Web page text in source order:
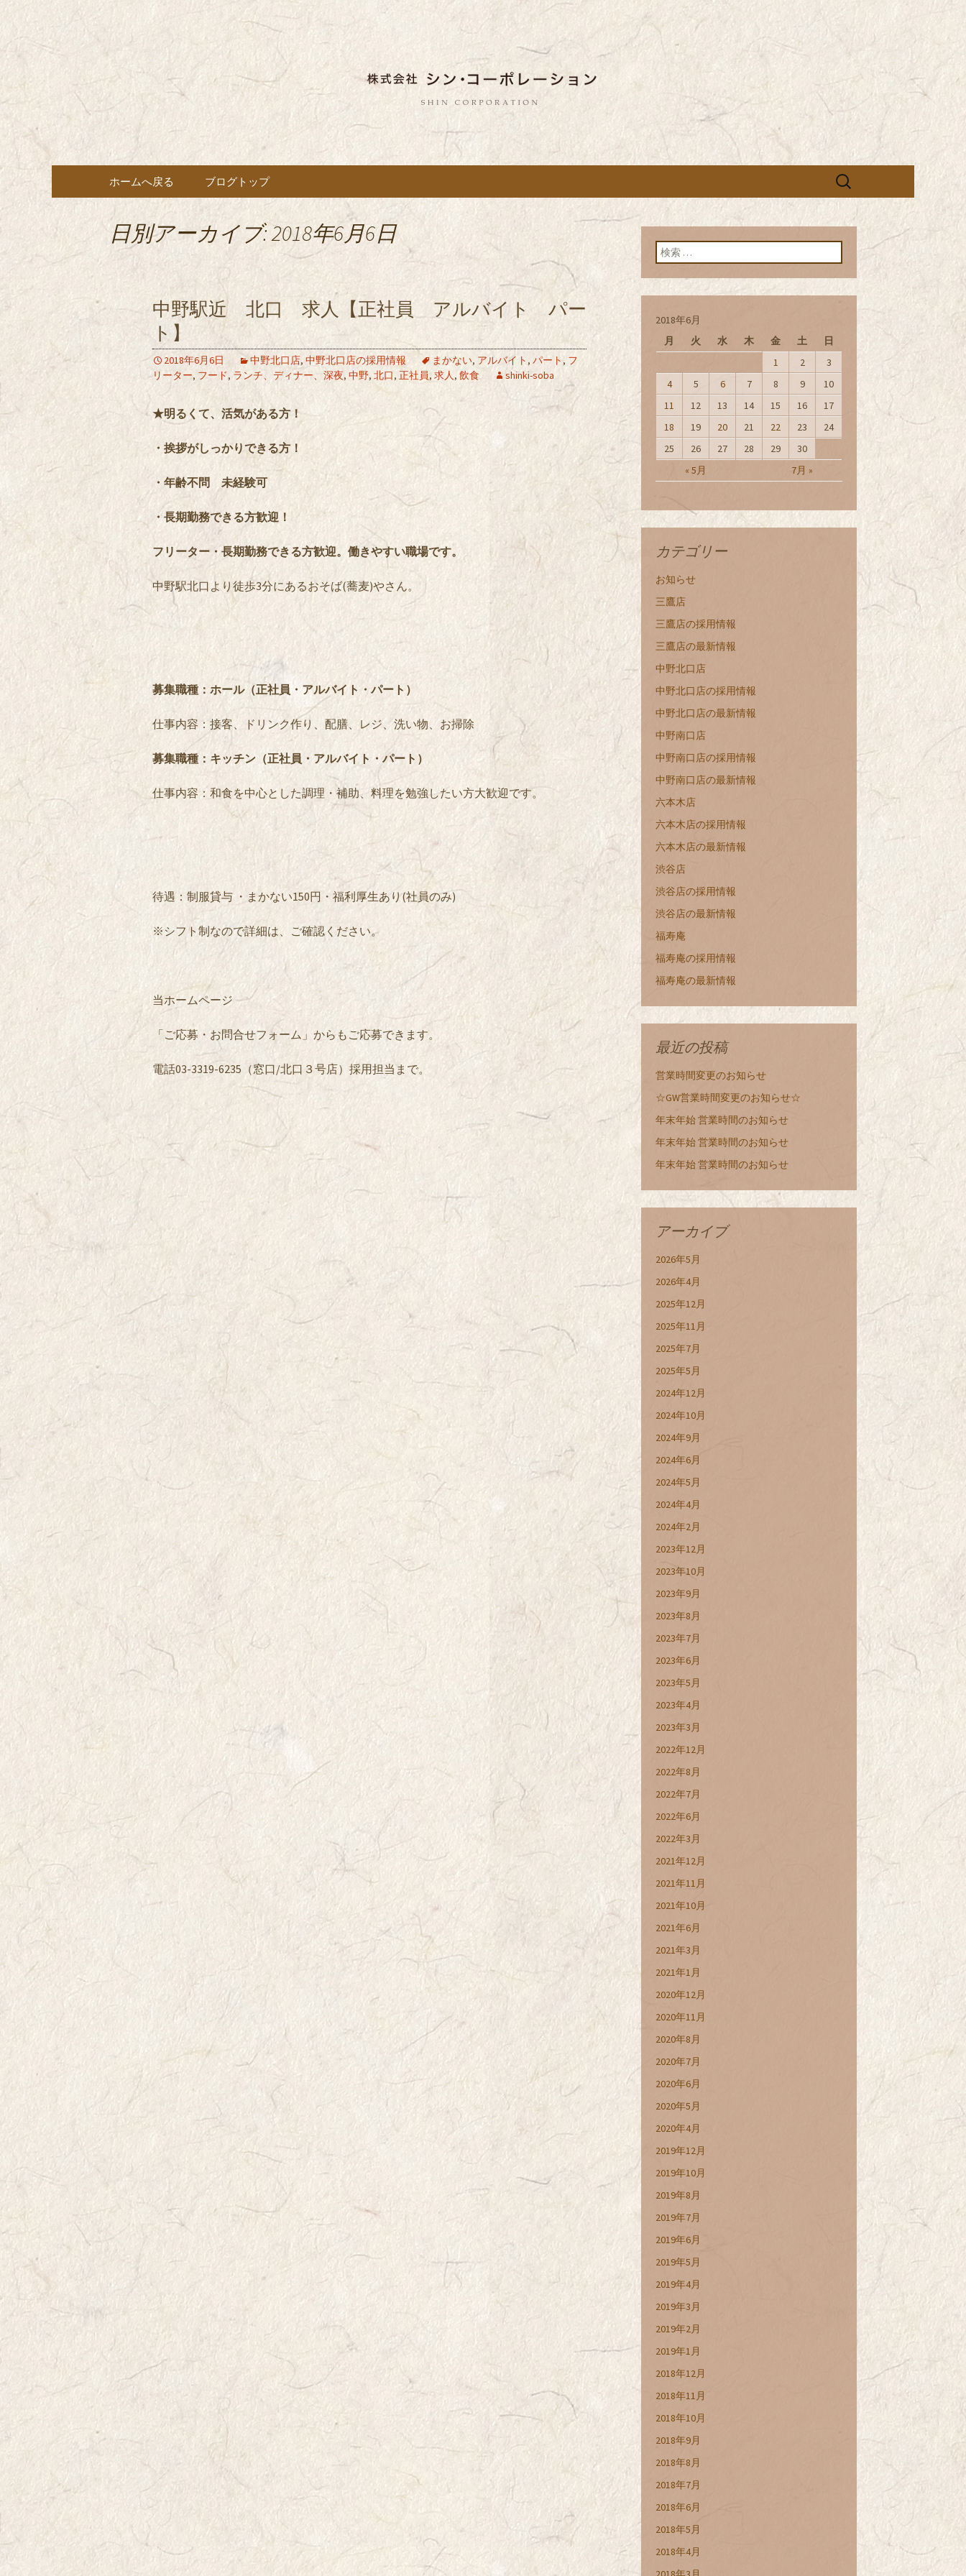
都内に5店舗展開している蕎麦のお店「真
希（しんき）」を運営する「株式会社シ
ン・コーポレーション」のブログ
東京都内に5店舗ある美味しい蕎麦のお店「真希（しんき）」と運営の「株式会社シン・コーポレーシ
ョン」の新着情報はこちら。店舗によって24時間営業、宴会なども承っております。季節のメニュー
も豊富にご用意。
コンテンツへ移動
ホームへ戻る ブログトップ
検
日別アーカイブ: 2018年6月6日
中野駅近 北口 求人【正社員 アルバイト パー
ト】
2018年6月6日 中野北口店, 中野北口店の採用情報 まかない, アルバイト , パート , フ
リーター, フード, ランチ、ディナー、深夜, 中野, 北口, 正社員, 求人, 飲食 shinki-soba
★明るくて、活気がある方！
・挨拶がしっかりできる方！
・年齢不問 未経験可
・長期勤務できる方歓迎！
フリーター・長期勤務できる方歓迎。働きやすい職場です。
中野駅北口より徒歩3分にあるおそば(蕎麦)やさん。
募集職種：ホール（正社員・アルバイト・パート）
仕事内容：接客、ドリンク作り、配膳、レジ、洗い物、お掃除
募集職種：キッチン（正社員・アルバイト・パート）
仕事内容：和食を中心とした調理・補助、料理を勉強したい方大歓迎です。
待遇：制服貸与 ・まかない150円・福利厚生あり(社員のみ)
※シフト制なので詳細は、ご確認ください。
当ホームページ
「ご応募・お問合せフォーム」からもご応募できます。
電話03-3319-6235（窓口/北口３号店）採用担当まで。
検索:
2018年6月
月
火 水 木 金 土 日
« 5月 7月 »
1 2
3
4
5 6 7 8 9
10
11
12 13 14 15 16
17
18
19 20 21 22 23
24
25
26 27 28 29 30
カテゴリー
お知らせ
三鷹店
三鷹店の採用情報
三鷹店の最新情報
中野北口店
中野北口店の採用情報
中野北口店の最新情報
中野南口店
中野南口店の採用情報
中野南口店の最新情報
六本木店
六本木店の採用情報
六本木店の最新情報
渋谷店
渋谷店の採用情報
渋谷店の最新情報
福寿庵
福寿庵の採用情報
福寿庵の最新情報
最近の投稿
営業時間変更のお知らせ
☆GW営業時間変更のお知らせ☆
年末年始 営業時間のお知らせ
年末年始 営業時間のお知らせ
年末年始 営業時間のお知らせ
アーカイブ
2026年5月
2026年4月
2025年12月
2025年11月
2025年7月
2025年5月
2024年12月
2024年10月
2024年9月
2024年6月
2024年5月
2024年4月
2024年2月
2023年12月
2023年10月
2023年9月
2023年8月
2023年7月
2023年6月
2023年5月
2023年4月
2023年3月
2022年12月
2022年8月
2022年7月
2022年6月
2022年3月
2021年12月
2021年11月
2021年10月
2021年6月
2021年3月
2021年1月
2020年12月
2020年11月
2020年8月
2020年7月
2020年6月
2020年5月
2020年4月
2019年12月
2019年10月
2019年8月
2019年7月
2019年6月
2019年5月
2019年4月
2019年3月
2019年2月
2019年1月
2018年12月
2018年11月
2018年10月
2018年9月
2018年8月
2018年7月
2018年6月
2018年5月
2018年4月